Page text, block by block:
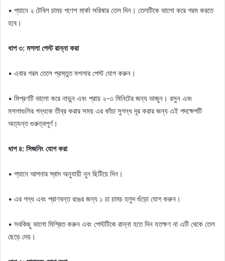
• প্যানে ২ টেবিল চামচ গণেশ মার্কা সরিষার তেল দিন। তেলটিকে ভালো করে গরম করতে
হবে।
ধাপ ৩: মশলা পেস্ট রান্না করা
• এবার গরম তেলে প্রস্তুত মশলার পেস্ট যোগ করুন।
• মিশ্রণটি ভালো করে নাড়ুন এবং প্রায় ২-৩ মিনিটের জন্য ভাজুন। রসুন এবং
মশলাগুলির গন্ধকে তীব্র করার সময় এর কাঁচা সুগন্ধ দূর করার জন্য এই পদক্ষেপটি
অত্যন্ত গুরুত্বপূর্ণ।
ধাপ ৪: সিজনিং যোগ করা
• প্যানে আপনার স্বাদ অনুযায়ী নুন ছিটিয়ে দিন।
• এর গন্ধ এবং প্রাণবন্ত রঙের জন্য ১ চা চামচ হলুদ গুঁড়ো যোগ করুন।
• সবকিছু ভালো মিশ্রিত করুন এবং পেস্টটিকে রান্না হতে দিন যতক্ষণ না এটি থেকে তেল
ছেড়ে দেয়।